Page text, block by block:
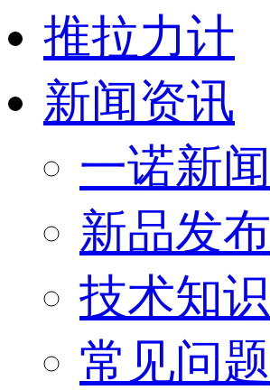
推拉力计
新闻资讯
一诺新闻
新品发布
技术知识
常见问题